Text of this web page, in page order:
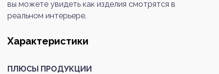
вы можете увидеть как изделия смотрятся в
реальном интерьере.
Характеристики
ПЛЮСЫ ПРОДУКЦИИ
Войти